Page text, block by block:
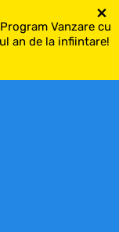
Vanzare cu
an de la infiintare!
×